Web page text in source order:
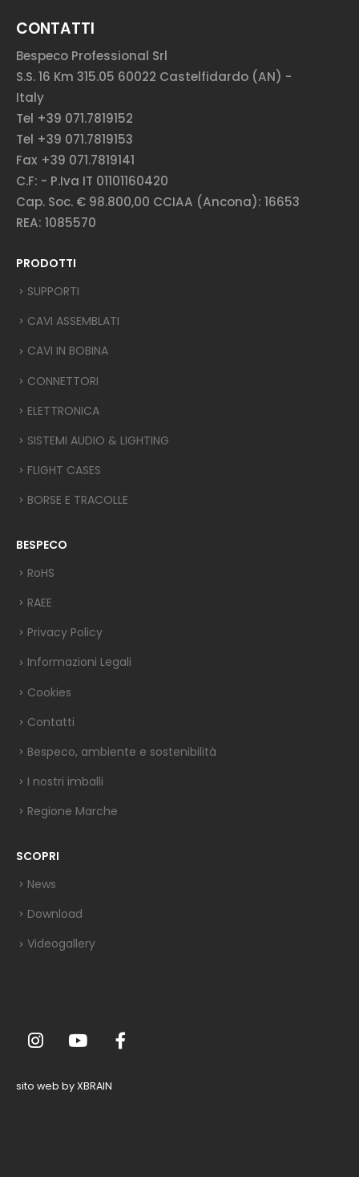
CONTATTI
Bespeco Professional Srl
S.S. 16 Km 315.05 60022 Castelfidardo (AN) -
Italy
Tel +39 071.7819152
Tel +39 071.7819153
Fax +39 071.7819141
C.F: - P.Iva IT 01101160420
Cap. Soc. € 98.800,00 CCIAA (Ancona): 16653
REA: 1085570
PRODOTTI
SUPPORTI
CAVI ASSEMBLATI
CAVI IN BOBINA
CONNETTORI
ELETTRONICA
SISTEMI AUDIO & LIGHTING
FLIGHT CASES
BORSE E TRACOLLE
BESPECO
RoHS
RAEE
Privacy Policy
Informazioni Legali
Cookies
Contatti
Bespeco, ambiente e sostenibilità
I nostri imballi
Regione Marche
SCOPRI
News
Download
Videogallery
sito web by XBRAIN